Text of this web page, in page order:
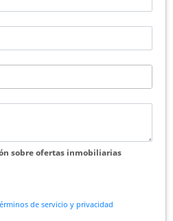
sobre ofertas inmobiliarias
de servicio y privacidad